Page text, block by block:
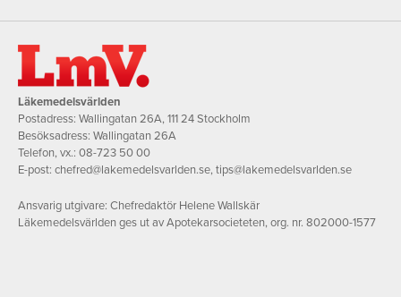
Läkemedelsvärlden
Postadress: Wallingatan 26A, 111 24 Stockholm
Besöksadress: Wallingatan 26A
Telefon, vx.: 08-723 50 00
E-post: chefred@lakemedelsvarlden.se,tips@lakemedelsvarlden.se
Ansvarig utgivare: Chefredaktör Helene Wallskär
Läkemedelsvärlden ges ut av Apotekarsocieteten, org. nr. 802000-1577